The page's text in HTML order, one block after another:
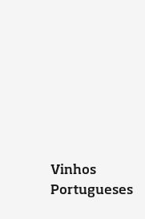
Vinhos
Portugueses